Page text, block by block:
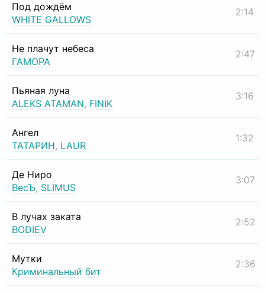
Под дождём
WHITE GALLOWS
2:14
Не плачут небеса
ГАМОРА
2:47
Пьяная луна
ALEKS ATAMAN, FINIK
3:16
Ангел
ТАТАРИН, LAUR
1:32
Де Ниро
ВесЪ, SLIMUS
3:07
В лучах заката
BODIEV
2:52
Мутки
Криминальный бит
2:36